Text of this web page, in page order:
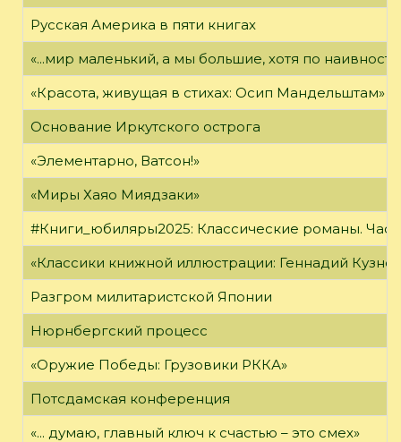
Русская Америка в пяти книгах
«...мир маленький, а мы большие, хотя по
«Красота, живущая в стихах: Осип Мандельштам»
Основание Иркутского острога
«Элементарно, Ватсон!»
«Миры Хаяо Миядзаки»
#Книги_юбиляры2025: Классические романы.
«Классики книжной иллюстрации: Геннадий
Разгром милитаристской Японии
Нюрнбергский процесс
«Оружие Победы: Грузовики РККА»
Потсдамская конференция
«... думаю, главный ключ к счастью – это смех»